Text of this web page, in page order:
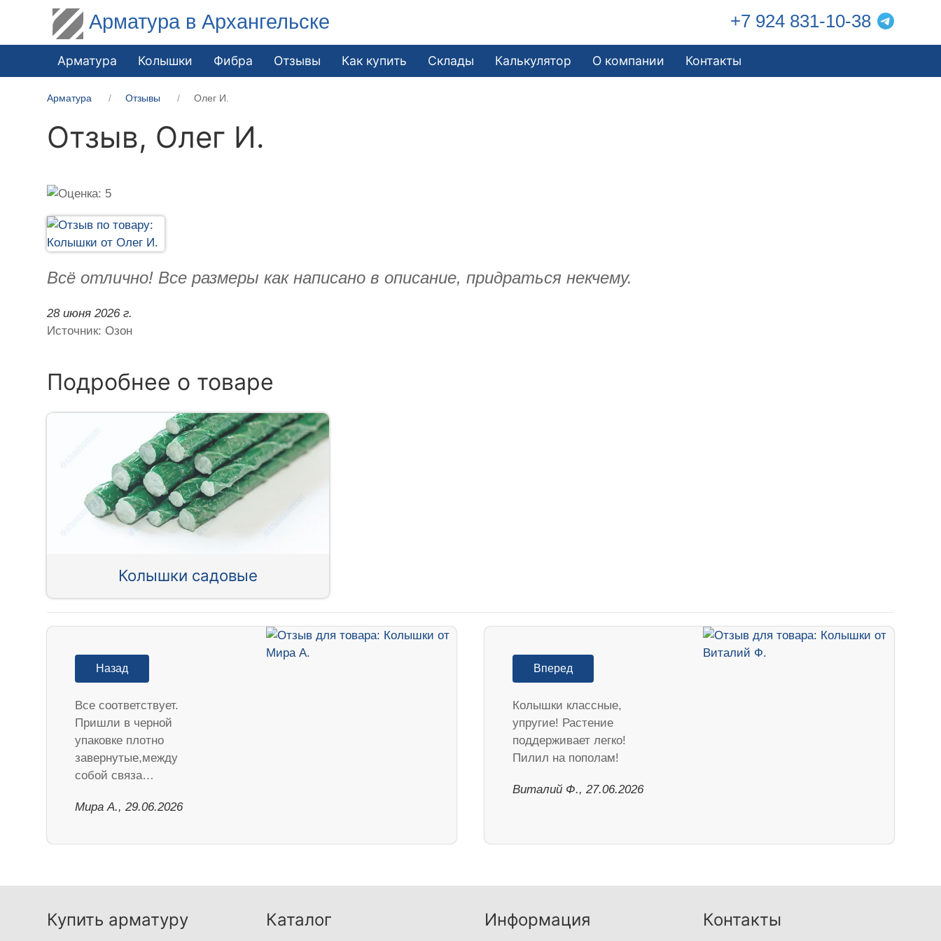
Арматура в Архангельске +7 924 831-10-38
Арматура Колышки Фибра Отзывы Как купить Склады Калькулятор О компании Контакты
Арматура Отзывы Олег И.
Отзыв, Олег И.
Всё отлично! Все размеры как написано в описание, придраться некчему.
28 июня 2026 г.
Источник: Озон
Подробнее о товаре
Колышки садовые
Назад
Все соответствует.
Пришли в черной
упаковке плотно
завернутые,между
собой связа…
Мира А., 29.06.2026
Вперед
Колышки классные,
упругие! Растение
поддерживает легко!
Пилил на пополам!
Виталий Ф., 27.06.2026
Купить арматуру Каталог Информация Контакты